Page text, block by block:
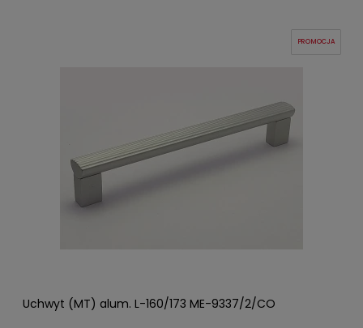
Uchwyt (MT) alum. L-160/173 ME-9337/2/CO
PROMOCJA